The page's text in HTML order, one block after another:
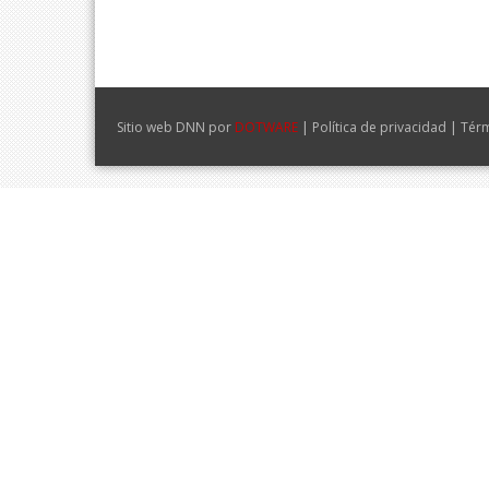
Sitio web DNN por DOTWARE | Política de privacidad |